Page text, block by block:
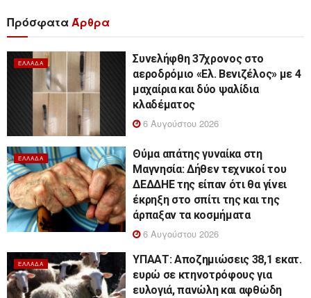
ΠρόσφαταΆρθρα
ΕΛΛΆΔΑ
Συνελήφθη 37χρονος στο
αεροδρόμιο «Ελ. Βενιζέλος» με 4
μαχαίρια και δύο ψαλίδια
κλαδέματος
6 Αυγούστου 2026
ΕΛΛΆΔΑ
Θύμα απάτης γυναίκα στη
Μαγνησία: Δήθεν τεχνικοί του
ΔΕΔΔΗΕ της είπαν ότι θα γίνει
έκρηξη στο σπίτι της και της
άρπαξαν τα κοσμήματα
6 Αυγούστου 2026
ΕΛΛΆΔΑ
ΥΠΑΑΤ: Αποζημιώσεις 38,1 εκατ.
ευρώ σε κτηνοτρόφους για
ευλογιά, πανώλη και αφθώδη